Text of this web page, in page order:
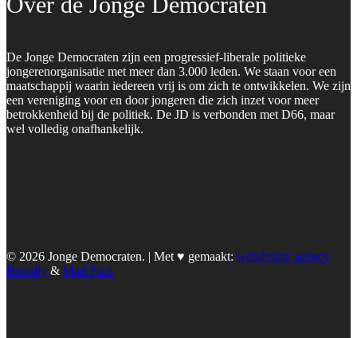
De Jonge Democraten zijn een progressief-liberale politieke
jongerenorganisatie met meer dan 3.000 leden. We staan voor een
maatschappij waarin iedereen vrij is om zich te ontwikkelen. We zijn
een vereniging voor en door jongeren die zich inzet voor meer
betrokkenheid bij de politiek. De JD is verbonden met D66, maar
wel volledig onafhankelijk.
© 2026 Jonge Democraten. | Met ♥︎ gemaakt: webdesign agency
Brendly & Mad Pack